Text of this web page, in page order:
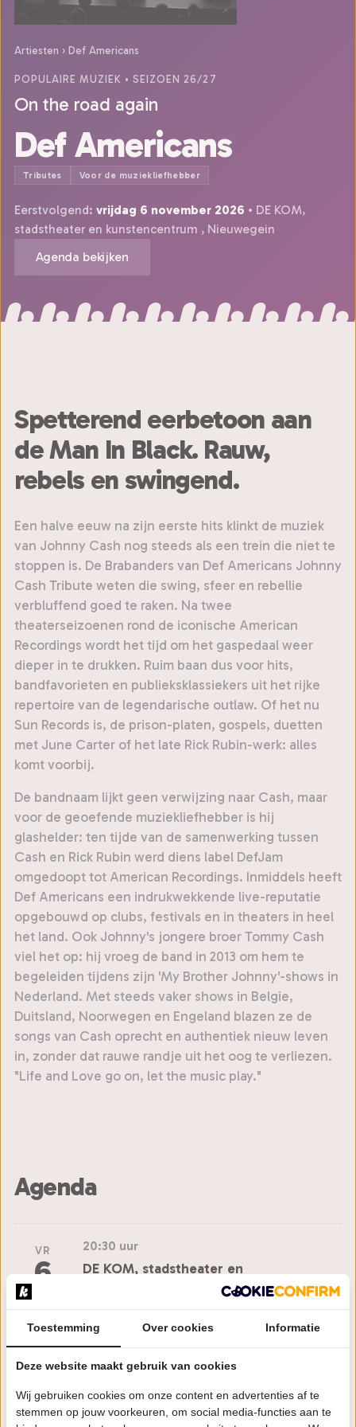
Artiesten › Def Americans
POPULAIRE MUZIEK • SEIZOEN 26/27
On the road again
Def Americans
Tributes Voor de muziekliefhebber
Eerstvolgend: vrijdag 6 november 2026 • DE KOM,
stadstheater en kunstencentrum , Nieuwegein
Agenda bekijken
Spetterend eerbetoon aan
de Man In Black. Rauw,
rebels en swingend.
Een halve eeuw na zijn eerste hits klinkt de muziek
van Johnny Cash nog steeds als een trein die niet te
stoppen is. De Brabanders van Def Americans Johnny
Cash Tribute weten die swing, sfeer en rebellie
verbluffend goed te raken. Na twee
theaterseizoenen rond de iconische American
Recordings wordt het tijd om het gaspedaal weer
dieper in te drukken. Ruim baan dus voor hits,
bandfavorieten en publieksklassiekers uit het rijke
repertoire van de legendarische outlaw. Of het nu
Sun Records is, de prison-platen, gospels, duetten
met June Carter of het late Rick Rubin-werk: alles
komt voorbij.
De bandnaam lijkt geen verwijzing naar Cash, maar
voor de geoefende muziekliefhebber is hij
glashelder: ten tijde van de samenwerking tussen
Cash en Rick Rubin werd diens label DefJam
omgedoopt tot American Recordings. Inmiddels heeft
Def Americans een indrukwekkende live-reputatie
opgebouwd op clubs, festivals en in theaters in heel
het land. Ook Johnny's jongere broer Tommy Cash
viel het op: hij vroeg de band in 2013 om hem te
begeleiden tijdens zijn 'My Brother Johnny'-shows in
Nederland. Met steeds vaker shows in Belgie,
Duitsland, Noorwegen en Engeland blazen ze de
songs van Cash oprecht en authentiek nieuw leven
in, zonder dat rauwe randje uit het oog te verliezen.
"Life and Love go on, let the music play."
Agenda
VR
6
20:30 uur
DE KOM, stadstheater en
VR
13
20:15 uur
HOFtheater
Toestemming Over cookies Informatie
Deze website maakt gebruik van cookies
Wij gebruiken cookies om onze content en advertenties af te
stemmen op jouw voorkeuren, om social media-functies aan te